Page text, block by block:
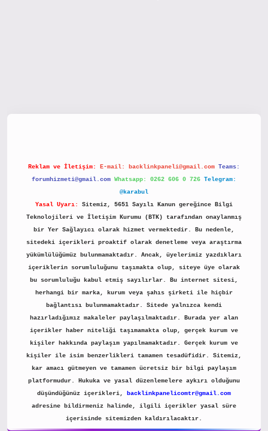
Reklam ve İletişim: E-mail: backlinkpaneli@gmail.com Teams:
forumhizmeti@gmail.com Whatsapp: 0262 606 0 726 Telegram:
@karabul
Yasal Uyarı:
Sitemiz, 5651 Sayılı Kanun gereğince Bilgi
Teknolojileri ve İletişim Kurumu (BTK) tarafından onaylanmış
bir Yer Sağlayıcı olarak hizmet vermektedir. Bu nedenle,
sitedeki içerikleri proaktif olarak denetleme veya araştırma
yükümlülüğümüz bulunmamaktadır. Ancak, üyelerimiz yazdıkları
içeriklerin sorumluluğunu taşımakta olup, siteye üye olarak
bu sorumluluğu kabul etmiş sayılırlar. Bu internet sitesi,
herhangi bir marka, kurum veya şahıs şirketi ile hiçbir
bağlantısı bulunmamaktadır. Sitede yalnızca kendi
hazırladığımız makaleler paylaşılmaktadır. Burada yer alan
içerikler haber niteliği taşımamakta olup, gerçek kurum ve
kişiler hakkında paylaşım yapılmamaktadır. Gerçek kurum ve
kişiler ile isim benzerlikleri tamamen tesadüfidir. Sitemiz,
kar amacı gütmeyen ve tamamen ücretsiz bir bilgi paylaşım
platformudur. Hukuka ve yasal düzenlemelere aykırı olduğunu
düşündüğünüz içerikleri,
backlinkpanelicomtr@gmail.com
adresine bildirmeniz halinde, ilgili içerikler yasal süre
içerisinde sitemizden kaldırılacaktır.